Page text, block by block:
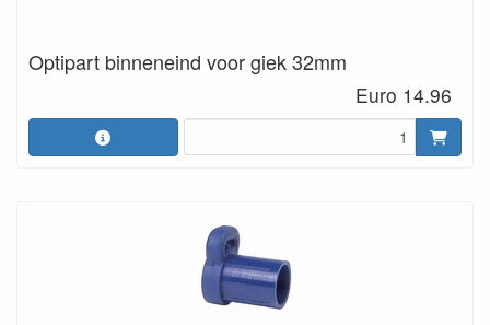
Optipart binneneind voor giek 32mm
Euro 14.96